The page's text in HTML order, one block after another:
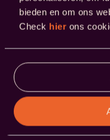
bieden en om ons
Check hier ons
WHATSAPP ONS
CookiesPrivacyTerms